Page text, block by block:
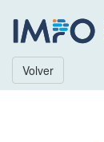
Volver